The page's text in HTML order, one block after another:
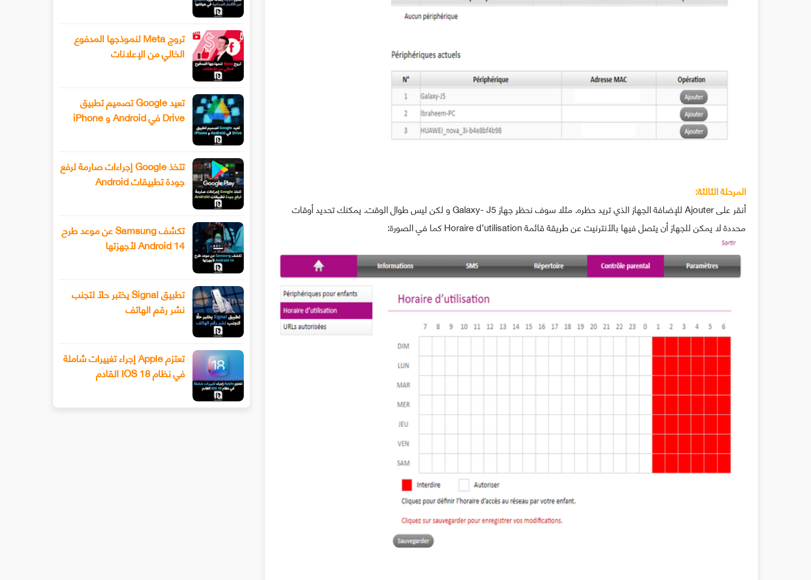
المرحلة الثالثة:
أنقر على Ajouter للإضافة الجهاز الذي تريد حظره. مثلا سوف نحظر جهاز Galaxy- J5 و لكن ليس طوال الوقت. يمكنك تحديد أوقات
محددة لا يمكن للجهاز أن يتصل فيها بالأنترنيت عن طريقة قائمة Horaire d’utilisation كما في الصورة:
تروج Meta لنموذجها المدفوع
الخالي من الإعلانات
تعيد Google تصميم تطبيق
Drive في Android و iPhone
تتخذ Google إجراءات صارمة لرفع
جودة تطبيقات Android
تكشف Samsung عن موعد طرح
Android 14 لأجهزتها
تطبيق Signal يختبر حلًا لتجنب
نشر رقم الهاتف
تعتزم Apple إجراء تغييرات شاملة
في نظام IOS 18 القادم